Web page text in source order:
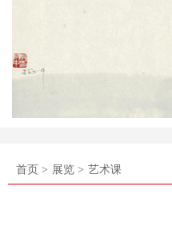
首页 > 展览 > 艺术课